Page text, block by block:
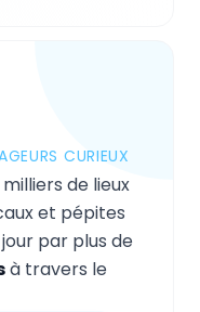
CURIEUX
de lieux
et pépites
par plus de
à travers le